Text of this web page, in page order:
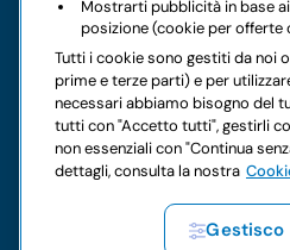
Note legali
Hai dei dubbi sul tuo
Copyright © 2026 LocautoRent
IVA
Mostrarti pubblicità in base
posizione (cookie per
Tutti i cookie sono gestiti da noi
prime e terze parti) e per
necessari abbiamo bisogno del
tutti con "Accetto tutti", gestirli
non essenziali con "Continua
dettagli, consulta la nostra
Gestisco